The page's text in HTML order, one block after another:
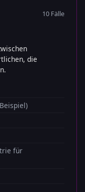
10 Fälle
die
für